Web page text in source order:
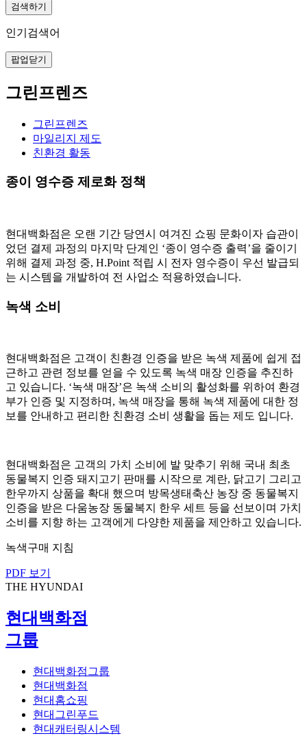
검색하기
인기검색어
팝업닫기
그린프렌즈
그린프렌즈
마일리지 제도
친환경 활동
종이 영수증 제로화 정책
현대백화점은 오랜 기간 당연시 여겨진 쇼핑 문화이자 습관이
었던 결제 과정의 마지막 단계인 ‘종이 영수증 출력’을 줄이기
위해 결제 과정 중, H.Point 적립 시 전자 영수증이 우선 발급되
는 시스템을 개발하여 전 사업소 적용하였습니다.
녹색 소비
현대백화점은 고객이 친환경 인증을 받은 녹색 제품에 쉽게 접
근하고 관련 정보를 얻을 수 있도록 녹색 매장 인증을 추진하
고 있습니다. ‘녹색 매장’은 녹색 소비의 활성화를 위하여 환경
부가 인증 및 지정하며, 녹색 매장을 통해 녹색 제품에 대한 정
보를 안내하고 편리한 친환경 소비 생활을 돕는 제도 입니다.
현대백화점은 고객의 가치 소비에 발 맞추기 위해 국내 최초
동물복지 인증 돼지고기 판매를 시작으로 계란, 닭고기 그리고
한우까지 상품을 확대 했으며 방목생태축산 농장 중 동물복지
인증을 받은 다움농장 동물복지 한우 세트 등을 선보이며 가치
소비를 지향 하는 고객에게 다양한 제품을 제안하고 있습니다.
녹색구매 지침
PDF 보기
THE HYUNDAI
현대백화점
그룹
현대백화점그룹
현대백화점
현대홈쇼핑
현대그린푸드
현대캐터링시스템